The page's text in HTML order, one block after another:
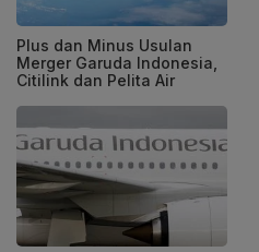
Plus dan Minus Usulan
Merger Garuda Indonesia,
Citilink dan Pelita Air